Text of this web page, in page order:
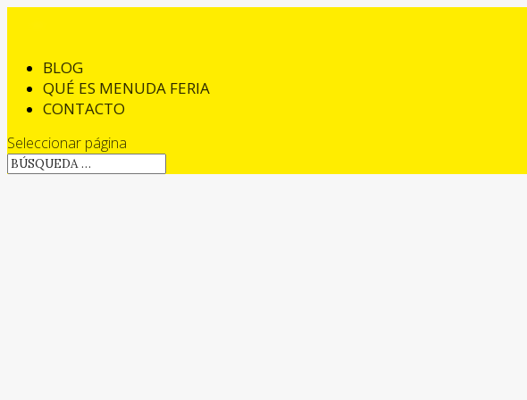
BLOG
QUÉ ES MENUDA FERIA
CONTACTO
Seleccionar página